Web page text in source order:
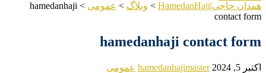
همدان حاجی|HamedanHaji > وبلاگ > عمومی >
hamedanhaji
contact form
hamedanhaji contact form
اکتبر 5, 2024 hamedanhajimaster عمومی